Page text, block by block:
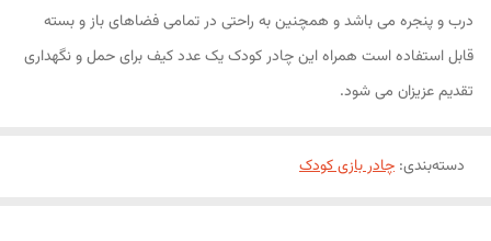
درب و پنجره می باشد و همچنین به راحتی در تمامی فضاهای باز و بسته
قابل استفاده است همراه این چادر کودک یک عدد کیف برای حمل و نگهداری
تقدیم عزیزان می شود.
دسته‌بندی: چادر بازی کودک